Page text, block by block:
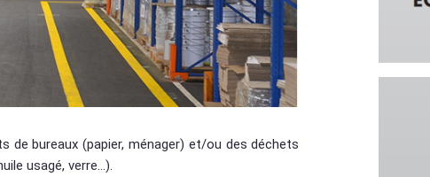
de bureaux (papier, ménager) et/ou des déchets
usagé, verre…).